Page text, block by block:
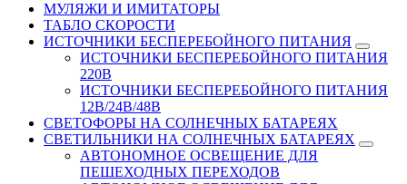
МУЛЯЖИ И ИМИТАТОРЫ
ТАБЛО СКОРОСТИ
ИСТОЧНИКИ БЕСПЕРЕБОЙНОГО ПИТАНИЯ
ИСТОЧНИКИ БЕСПЕРЕБОЙНОГО ПИТАНИЯ
220В
ИСТОЧНИКИ БЕСПЕРЕБОЙНОГО ПИТАНИЯ
12В/24В/48В
СВЕТОФОРЫ НА СОЛНЕЧНЫХ БАТАРЕЯХ
СВЕТИЛЬНИКИ НА СОЛНЕЧНЫХ БАТАРЕЯХ
АВТОНОМНОЕ ОСВЕЩЕНИЕ ДЛЯ
ПЕШЕХОДНЫХ ПЕРЕХОДОВ